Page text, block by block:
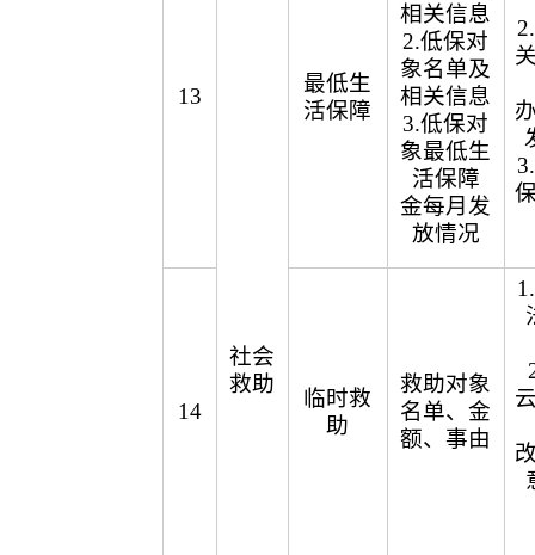
13
社会
救助
最低生
活保障
相关信息
2.低保对
象名单及
相关信息
3.低保对
象最低生
活保障
金每月发
放情况
14
临时救
助
救助对象
名单、金
额、事由